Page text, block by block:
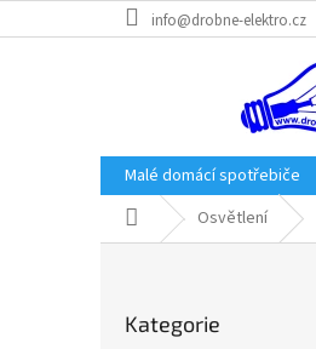
na
info@drobne-elektro.cz
Malé domácí spotřebiče
Domů Osvětlení
kategorie
Kategorie